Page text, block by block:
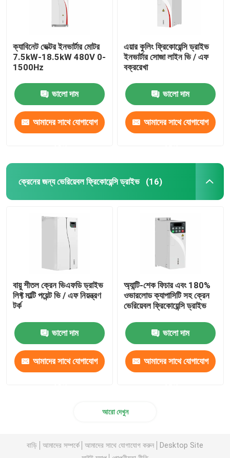
ক্যাবিনেট ভেক্টর ইনভার্টার মোটর
7.5kW-18.5kW 480V 0-
1500Hz
ভালো দাম
আমাদের সাথে যোগাযোগ
এয়ার কুলিং ফ্রিকোয়েন্সি ড্রাইভ
ইনভার্টার সোজা লাইন ভি / এফ
বক্ররেখা
ভালো দাম
আমাদের সাথে যোগাযোগ
ক্রেনের জন্য ভেরিয়েবল ফ্রিকোয়েন্সি ড্রাইভ (16)
বায়ু শীতল ক্রেন ভিএফডি ড্রাইভ
লিফ্ট মাল্টি পয়েন্ট ভি / এফ নিয়ন্ত্রণ
টর্ক
ভালো দাম
আমাদের সাথে যোগাযোগ
অ্যান্টি-শেক ফিচার এবং 180%
ওভারলোড ক্যাপাসিটি সহ ক্রেন
ভেরিয়েবল ফ্রিকোয়েন্সি ড্রাইভ
ভালো দাম
আমাদের সাথে যোগাযোগ
আরো দেখুন
বাড়ি আমাদের সম্পর্কে আমাদের সাথে যোগাযোগ করুন
Desktop Site